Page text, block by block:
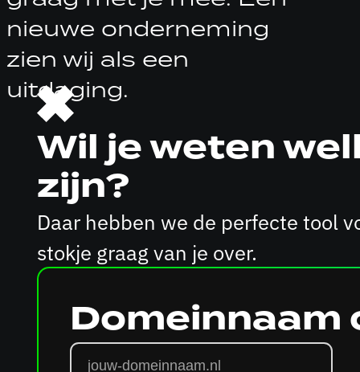
nieuwe onderneming
zien wij als een
uitdaging.
Wil je weten
zijn?
Daar hebben we de perfecte tool
stokje graag van je over.
Domeinnaam